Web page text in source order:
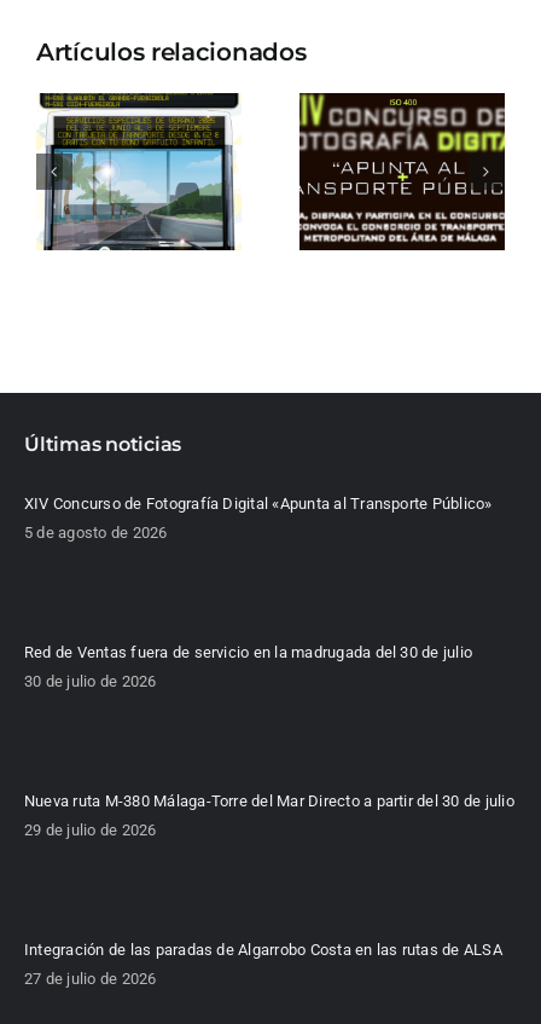
Artículos relacionados
Últimas noticias
XIV Concurso de Fotografía Digital «Apunta al Transporte Público»
5 de agosto de 2026
Red de Ventas fuera de servicio en la madrugada del 30 de julio
30 de julio de 2026
Nueva ruta M-380 Málaga-Torre del Mar Directo a partir del 30 de julio
29 de julio de 2026
Integración de las paradas de Algarrobo Costa en las rutas de ALSA
27 de julio de 2026